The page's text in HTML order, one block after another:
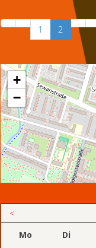
1 2
+
−
<
Mo Di